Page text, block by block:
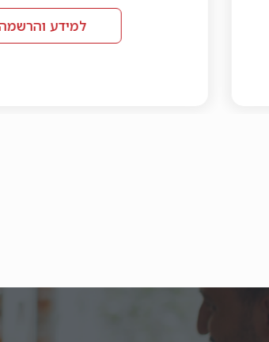
למידע והרשמה